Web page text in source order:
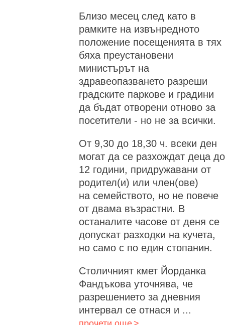
Близо месец след като в
рамките на извънредното
положение посещенията в тях
бяха преустановени
министърът на
здравеопазването разреши
градските паркове и градини
да бъдат отворени отново за
посетители - но не за всички.
От 9,30 до 18,30 ч. всеки ден
могат да се разхождат деца до
12 години, придружавани от
родител(и) или член(ове)
на семейството, но не повече
от двама възрастни. В
останалите часове от деня се
допускат разходки на кучета,
но само с по един стопанин.
Столичният кмет Йорданка
Фандъкова уточнява, че
разрешението за дневния
интервал се отнася и ...